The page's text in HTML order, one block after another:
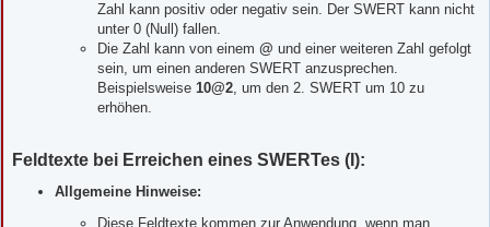
Zahl kann positiv oder negativ sein. Der SWERT kann nicht
unter 0 (Null) fallen.
Die Zahl kann von einem @ und einer weiteren Zahl gefolgt
sein, um einen anderen SWERT anzusprechen.
Beispielsweise 10@2, um den 2. SWERT um 10 zu
erhöhen.
Feldtexte bei Erreichen eines SWERTes (I):
Allgemeine Hinweise:
Diese Feldtexte kommen zur Anwendung, wenn man